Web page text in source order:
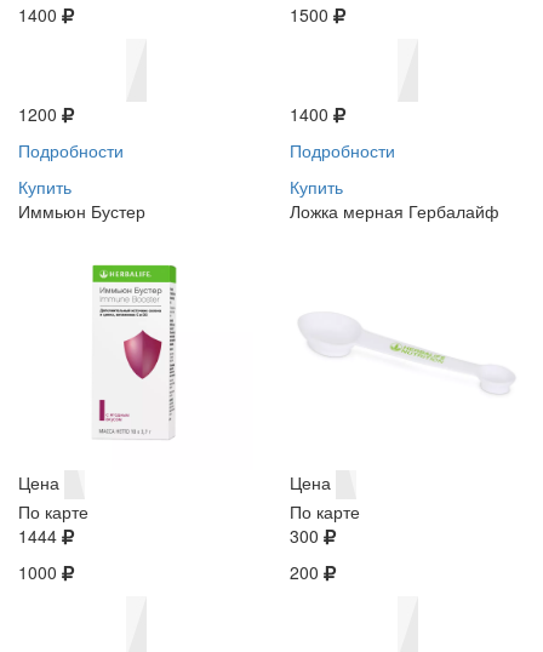
1400
1200
Подробности
Купить
1500
1400
Подробности
Купить
Иммьюн Бустер
Цена
По карте
1444
1000
Ложка мерная Гербалайф
Цена
По карте
300
200